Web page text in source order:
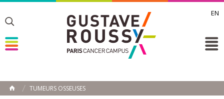
EN
Toggle
Toggle
ACCUEIL
TUMEURS OSSEUSES